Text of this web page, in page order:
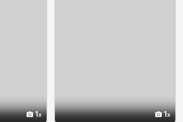
1 1